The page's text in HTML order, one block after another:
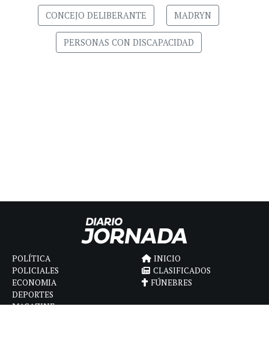
CONCEJO DELIBERANTE MADRYN
PERSONAS CON DISCAPACIDAD
POLÍTICA
POLICIALES
ECONOMIA
DEPORTES
MAGAZINE
INICIO
CLASIFICADOS
FÚNEBRES